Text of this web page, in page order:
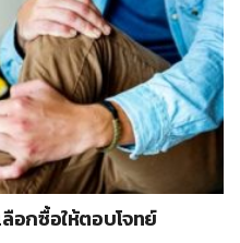
ลือกซื้อให้ตอบโจทย์